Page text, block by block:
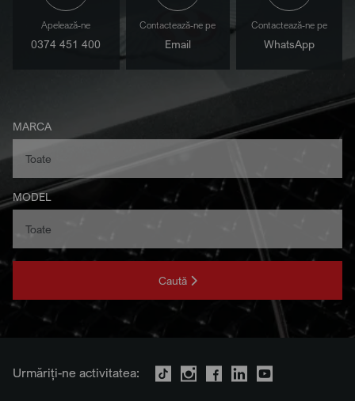
Apelează-ne
0374 451 400
Contactează-ne pe
Email
Contactează-ne pe
WhatsApp
MARCA
MODEL
Caută
Urmăriți-ne activitatea: